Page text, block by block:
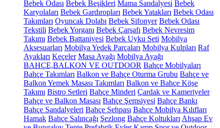
Bebek Odası Bebek Beşikleri Mama Sandalyesi Bebek
Karyolaları Bebek Gardıropları Bebek Yatakları Bebek Odası
Takımları Oyuncak Dolabı Bebek Şifonyer Bebek Odası
Tekstili Bebek Yorganı Bebek Çarşafı Bebek Nevresim
Takımı Bebek Battaniyesi Bebek Uyku Seti Mobilya
Aksesuarları Mobilya Yedek Parçaları Mobilya Kulpları Raf
Ayakları Keçeler Masa Ayağı Mobilya Ayağı
BAHÇE,BALKON VE OUTDOOR Bahçe Mobilyaları
Bahçe Takımları Balkon ve Bahçe Oturma Grubu Bahçe ve
Balkon Yemek Masası Takımları Balkon ve Bahçe Köşe
Takımı Bistro Setleri Bahçe Minderi Çardak ve Kameriyeler
Bahçe ve Balkon Masası Bahçe Şemsiyesi Bahçe Bankı
Bahçe Sandalyeleri Bahçe Sehpası Bahçe Mobilya Kılıfları
Hamak Bahçe Salıncağı Şezlong Bahçe Koltukları Ahşap Ev